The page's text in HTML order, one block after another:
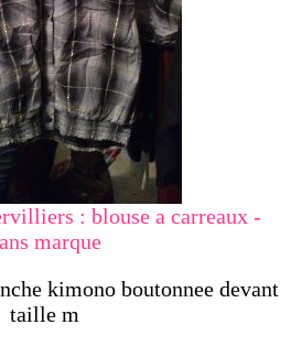
: blouse a carreaux -
marque
kimono boutonnee devant
taille m